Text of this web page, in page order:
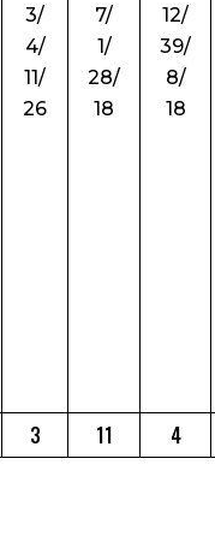
3/
4/
11/
26
7/
1/
28/
18
12/
39/
8/
18
3 11 4